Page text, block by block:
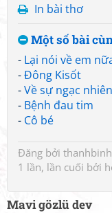
In bài thơ
Một số bài
- Lại nói về em
-Đông Kisốt
-Về sự ngạc nhiên
- Bệnh đau tim
- Cô bé
Đăng bởi
1 lần, lần cuối bởi
Mavi gözlü dev